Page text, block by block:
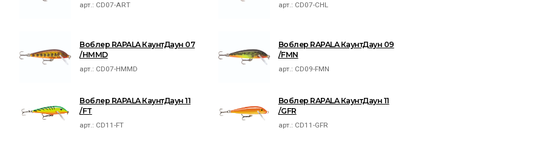
арт.: CD07-ART арт.: CD07-CHL
Воблер RAPALA КаунтДаун 07
/HMMD
арт.: CD07-HMMD
Воблер RAPALA КаунтДаун 09
/FMN
арт.: CD09-FMN
Воблер RAPALA КаунтДаун 11
/FT
арт.: CD11-FT
Воблер RAPALA КаунтДаун 11
/GFR
арт.: CD11-GFR